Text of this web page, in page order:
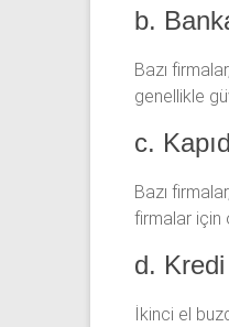
b.
Bazı
genellikle
c.
Bazı
firmalar için
d.
İkinci el